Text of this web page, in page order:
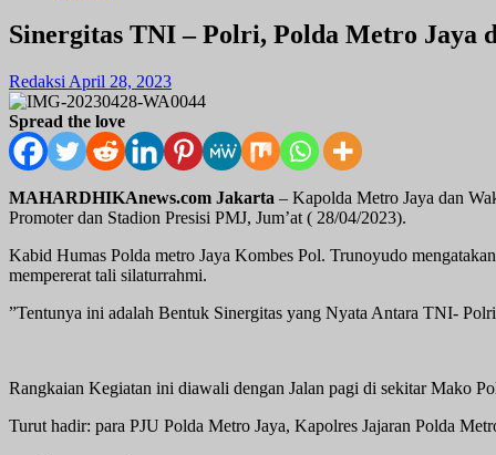
Sinergitas TNI – Polri, Polda Metro Jaya
Redaksi April 28, 2023
Spread the love
MAHARDHIKAnews.com Jakarta – Kapolda Metro Jaya dan
Promoter dan Stadion Presisi PMJ, Jum’at ( 28/04/2023).
Kabid Humas Polda metro Jaya Kombes Pol. Trunoyudo
mempererat tali silaturrahmi.
”Tentunya ini adalah Bentuk Sinergitas yang Nyata Antara TNI-
Rangkaian Kegiatan ini diawali dengan Jalan pagi di sekitar Mako
Turut hadir: para PJU Polda Metro Jaya, Kapolres Jajaran Polda